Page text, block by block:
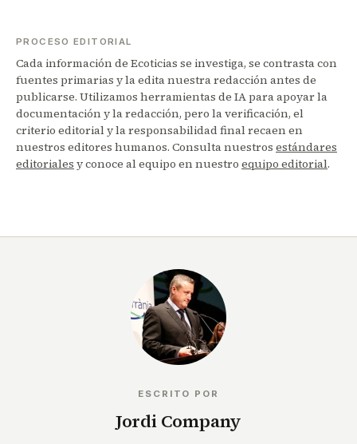
PROCESO EDITORIAL
Cada información de Ecoticias se investiga, se contrasta con
fuentes primarias y la edita nuestra redacción antes de
publicarse. Utilizamos herramientas de IA para apoyar la
documentación y la redacción, pero la verificación, el
criterio editorial y la responsabilidad final recaen en
nuestros editores humanos. Consulta nuestros estándares
editoriales y conoce al equipo en nuestro equipo editorial.
ESCRITO POR
Jordi Company